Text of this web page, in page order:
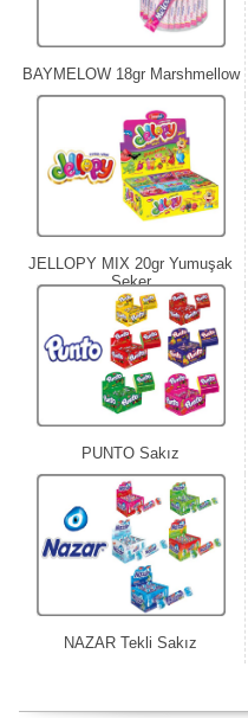
BAYMELOW 18gr Marshmellow
JELLOPY MIX 20gr Yumuşak
Şeker
PUNTO Sakız
NAZAR Tekli Sakız